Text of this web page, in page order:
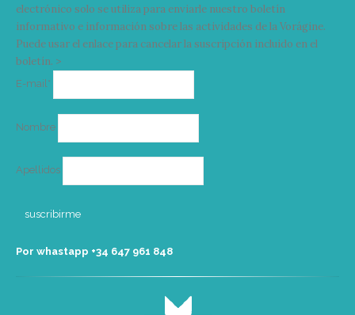
electrónico solo se utiliza para enviarle nuestro boletín
informativo e información sobre las actividades de la Vorágine.
Puede usar el enlace para cancelar la suscripción incluido en el
boletín. >
E-mail*
Nombre
Apellidos
Por whastapp +34 ‭647 961 848‬